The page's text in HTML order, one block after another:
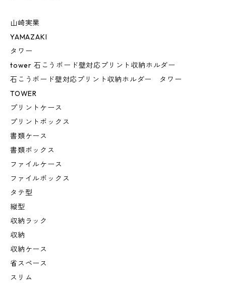
山崎実業
YAMAZAKI
タワー
tower 石こうボード壁対応プリント収納ホルダー
石こうボード壁対応プリント収納ホルダー タワー
TOWER
プリントケース
プリントボックス
書類ケース
書類ボックス
ファイルケース
ファイルボックス
タテ型
縦型
収納ラック
収納
収納ケース
省スペース
スリム